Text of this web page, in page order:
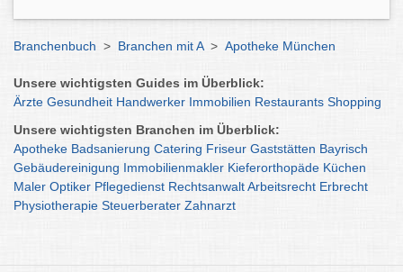
Branchenbuch > Branchen mit A > Apotheke München
Unsere wichtigsten Guides im Überblick:
Ärzte Gesundheit Handwerker Immobilien Restaurants Shopping
Unsere wichtigsten Branchen im Überblick:
Apotheke Badsanierung Catering Friseur Gaststätten Bayrisch
Gebäudereinigung Immobilienmakler Kieferorthopäde Küchen
Maler Optiker Pflegedienst RechtsanwaltArbeitsrecht Erbrecht
Physiotherapie Steuerberater Zahnarzt